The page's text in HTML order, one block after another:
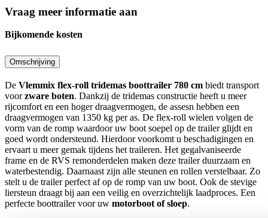
Vraag meer informatie aan
Bijkomende kosten
Omschrijving
De Vlemmix flex-roll tridemas boottrailer 780 cm biedt transport
voorzware boten. Dankzij de tridemas constructie heeft u meer
rijcomfort en een hoger draagvermogen, de assesn hebben een
draagvermogen van 1350 kg per as. De flex-roll wielen volgen de
vorm van de romp waardoor uw boot soepel op de trailer glijdt en
goed wordt ondersteund. Hierdoor voorkomt u beschadigingen en
ervaart u meer gemak tijdens het traileren. Het gegalvaniseerde
frame en de RVS remonderdelen maken deze trailer duurzaam en
waterbestendig. Daarnaast zijn alle steunen en rollen verstelbaar. Zo
stelt u de trailer perfect af op de romp van uw boot. Ook de stevige
liersteun draagt bij aan een veilig en overzichtelijk laadproces. Een
perfecte boottrailer voor uw motorboot of sloep.